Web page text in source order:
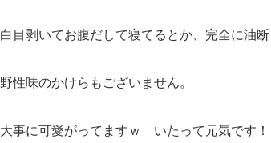
白目剥いてお腹だして寝てるとか、完全に油断
野性味のかけらもございません。
大事に可愛がってますｗ いたって元気です！